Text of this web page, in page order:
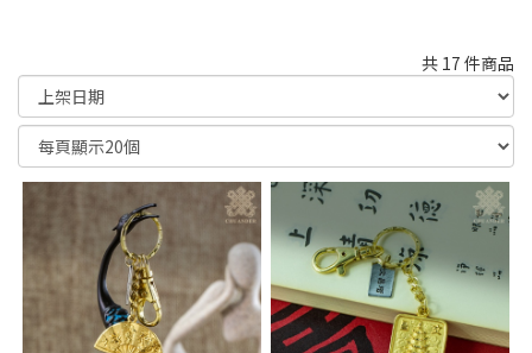
共 17 件商品
顯示篩選條件